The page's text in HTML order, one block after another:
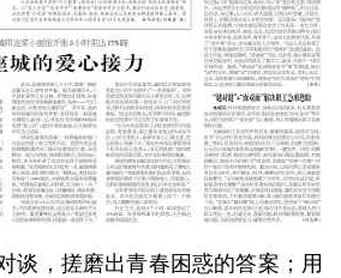
谈，搓磨出青春困惑的答案；用